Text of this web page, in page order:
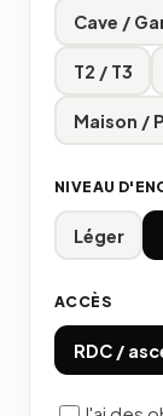
Cave /
T2 / T3
Maison /
NIVEAU
Léger
ACCÈS
RDC /